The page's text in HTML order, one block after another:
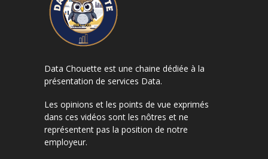
Data Chouette est une chaine dédiée à la
présentation de services Data.
Les opinions et les points de vue exprimés
dans ces vidéos sont les nôtres et ne
représentent pas la position de notre
employeur.